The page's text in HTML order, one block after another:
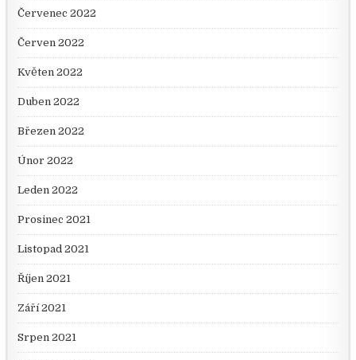
Červenec 2022
Červen 2022
Květen 2022
Duben 2022
Březen 2022
Únor 2022
Leden 2022
Prosinec 2021
Listopad 2021
Říjen 2021
Září 2021
Srpen 2021